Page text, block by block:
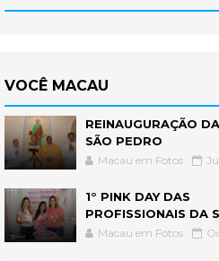
VOCÊ MACAU
REINAUGURAÇÃO
SÃO PEDRO
Macau em Fotos
1° PINK DAY DAS
PROFISSIONAIS DA
Macau em Fotos